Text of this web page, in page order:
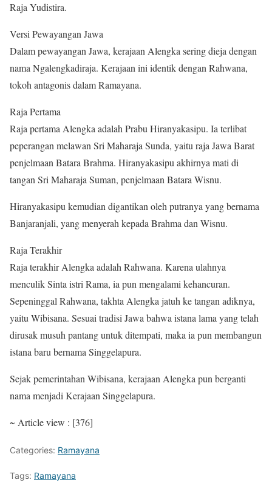
Raja Yudistira.
Versi Pewayangan Jawa
Dalam pewayangan Jawa, kerajaan Alengka sering dieja dengan
nama Ngalengkadiraja. Kerajaan ini identik dengan Rahwana,
tokoh antagonis dalam Ramayana.
Raja Pertama
Raja pertama Alengka adalah Prabu Hiranyakasipu. Ia terlibat
peperangan melawan Sri Maharaja Sunda, yaitu raja Jawa Barat
penjelmaan Batara Brahma. Hiranyakasipu akhirnya mati di
tangan Sri Maharaja Suman, penjelmaan Batara Wisnu.
Hiranyakasipu kemudian digantikan oleh putranya yang bernama
Banjaranjali, yang menyerah kepada Brahma dan Wisnu.
Raja Terakhir
Raja terakhir Alengka adalah Rahwana. Karena ulahnya
menculik Sinta istri Rama, ia pun mengalami kehancuran.
Sepeninggal Rahwana, takhta Alengka jatuh ke tangan adiknya,
yaitu Wibisana. Sesuai tradisi Jawa bahwa istana lama yang telah
dirusak musuh pantang untuk ditempati, maka ia pun membangun
istana baru bernama Singgelapura.
Sejak pemerintahan Wibisana, kerajaan Alengka pun berganti
nama menjadi Kerajaan Singgelapura.
~ Article view : [376]
Categories: Ramayana
Tags: Ramayana